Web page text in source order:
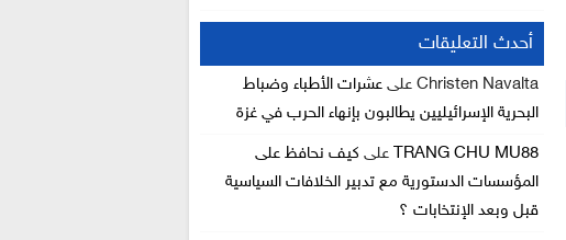
أحدث التعليقات
Christen Navaltaعلى عشرات الأطباء وضباط
البحرية الإسرائيليين يطالبون بإنهاء الحرب في غزة
TRANG CHU MU88 على كيف نحافظ على
المؤسسات الدستورية مع تدبير الخلافات السياسية
قبل وبعد الإنتخابات ؟